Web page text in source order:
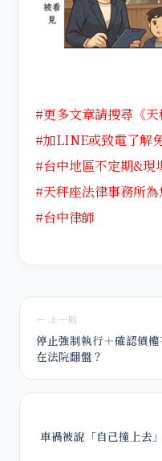
#更多文章請搜尋《天
#加LINE或致電了解
#台中地區不定期&現
#天秤座法律事務所
#台中律師
← 上一則
停止強制執行＋確認債
在法院翻盤？
車禍被說「自己撞上去